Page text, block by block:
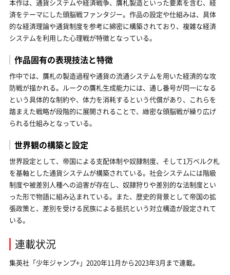
本作は、通貨システムや経済戦争、贋札製造といった要素を含む、経
済をテーマにした頭脳戦ファンタジー。作品の設定や仕組みは、具体
的な経済理論や通貨制度を参考に綿密に構築されており、複雑な経済
システムを利用した心理戦が特徴となっている。
作品固有の表現技法と特徴
作中では、贋札の製造過程や通貨の流通システムを用いた経済的な攻
防戦が描かれる。ルークの贋札生成能力には、通し番号が同一になる
という具体的な制約や、体力を消耗するという代償があり、これらを
踏まえた戦略が段階的に展開されることで、緻密な頭脳戦が繰り広げ
られる仕組みとなっている。
世界観の構築と設定
世界設定として、帝国による支配体制や奴隷制度、そして1万ベルク札
を基軸とした通貨システムが構築されている。社会システムには階級
制度や被差別人種への迫害が存在し、奴隷狩りや差別的な法制度とい
った形で物語に組み込まれている。また、歴史的背景として帝国の拡
張政策と、差別を受ける民族による抵抗という対立構造が設定されて
いる。
連載状況
集英社「少年ジャンプ+」2020年11月から2023年3月まで連載。